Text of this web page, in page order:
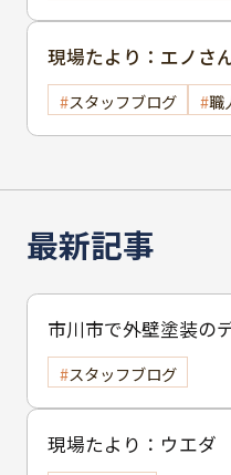
最新記事
市川市で外壁塗装の
｜ 色選びの失敗を防
スタッフブログ
現場たより：ウエダ
現場たより：エノさ
スタッフブログ 職